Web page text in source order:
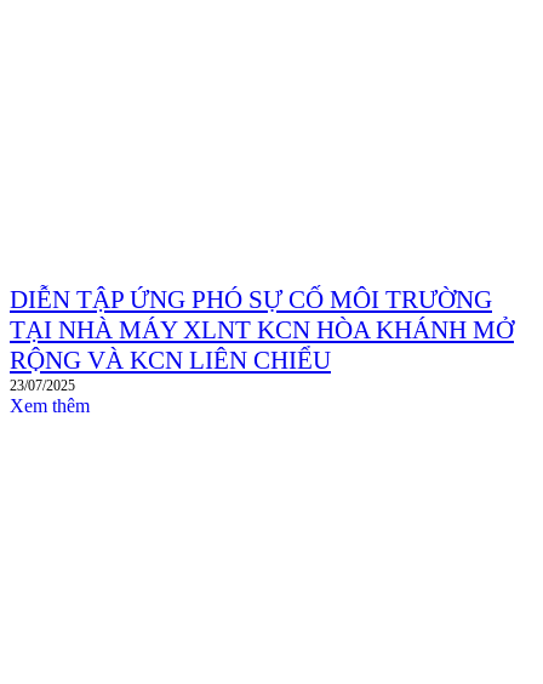
DIỄN TẬP ỨNG PHÓ SỰ CỐ MÔI TRƯỜNG
TẠI NHÀ MÁY XLNT KCN HÒA KHÁNH MỞ
RỘNG VÀ KCN LIÊN CHIỂU
23/07/2025
Xem thêm